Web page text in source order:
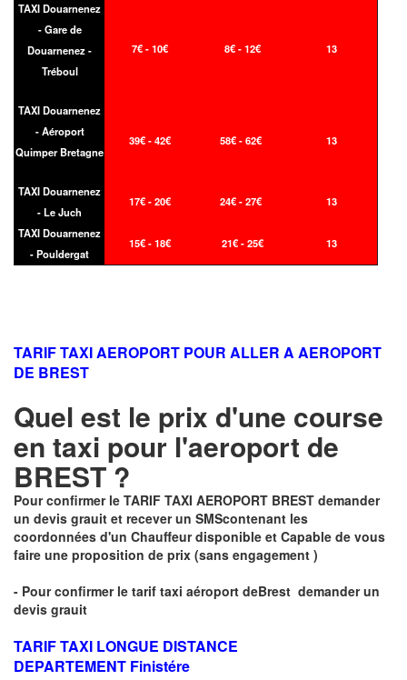
TAXI Douarnenez
- Gare de
Douarnenez -
Tréboul
7€ - 10€ 8€ - 12€ 13
TAXI Douarnenez
- Aéroport
Quimper Bretagne
39€ - 42€ 58€ - 62€ 13
TAXI Douarnenez
- Le Juch
17€ - 20€ 24€ - 27€ 13
TAXI Douarnenez
- Pouldergat
15€ - 18€ 21€ - 25€ 13
TARIF TAXI AEROPORT POUR ALLER A AEROPORT
DE BREST
Quel est le prix d'une course
en taxi pour l'aeroport de
BREST ?
Pour confirmer le TARIF TAXI AEROPORT BREST demander
un devis grauit et recever un SMScontenant les
coordonnées d'un Chauffeur disponible et Capable de vous
faire une proposition de prix (sans engagement )
- Pour confirmer le tarif taxi aéroport deBrest demander un
devis grauit
TARIF TAXI LONGUE DISTANCE
DEPARTEMENT Finistére